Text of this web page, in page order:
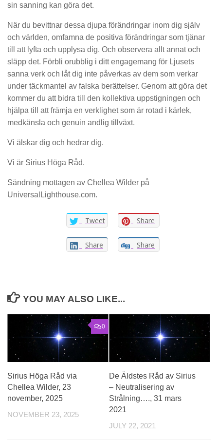
sin sanning kan göra det.
När du bevittnar dessa djupa förändringar inom dig själv
och världen, omfamna de positiva förändringar som tjänar
till att lyfta och upplysa dig. Och observera allt annat och
släpp det. Förbli orubblig i ditt engagemang för Ljusets
sanna verk och låt dig inte påverkas av dem som verkar
under täckmantel av falska berättelser. Genom att göra det
kommer du att bidra till den kollektiva uppstigningen och
hjälpa till att främja en verklighet som är rotad i kärlek,
medkänsla och genuin andlig tillväxt.
Vi älskar dig och hedrar dig.
Vi är Sirius Höga Råd.
Sändning mottagen av Chellea Wilder på
UniversalLighthouse.com.
Tweet Share
Share Share
YOU MAY ALSO LIKE...
0
Sirius Höga Råd via
Chellea Wilder, 23
november, 2025
NOVEMBER 23, 2025
De Äldstes Råd av Sirius
– Neutralisering av
Strålning…., 31 mars
2021
JULY 22, 2021